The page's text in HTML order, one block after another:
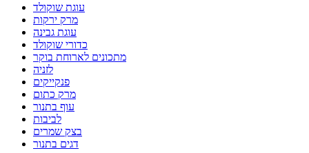
עוגת שוקולד
מרק ירקות
עוגת גבינה
כדורי שוקולד
מתכונים לארוחת בוקר
לזניה
פנקייקים
מרק כתום
עוף בתנור
לביבות
בצק שמרים
דגים בתנור